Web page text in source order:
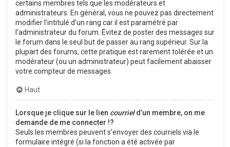
certains membres tels que les modérateurs et
administrateurs. En général, vous ne pouvez pas directement
modifier l’intitulé d’un rang car il est paramétré par
l’administrateur du forum. Évitez de poster des messages sur
le forum dans le seul but de passer au rang supérieur. Sur la
plupart des forums, cette pratique est rarement tolérée et un
modérateur (ou un administrateur) peut facilement abaisser
votre compteur de messages.
Haut
Lorsque je clique sur le lien courrield’un membre, on me
demande de me connecter !?
Seuls les membres peuvent s’envoyer des courriels via le
formulaire intégré (si la fonction a été activée par